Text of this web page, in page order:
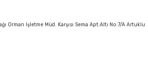
Orman İşletme Müd. Karşısı Sema Apt.Altı No:7/A Artuklu